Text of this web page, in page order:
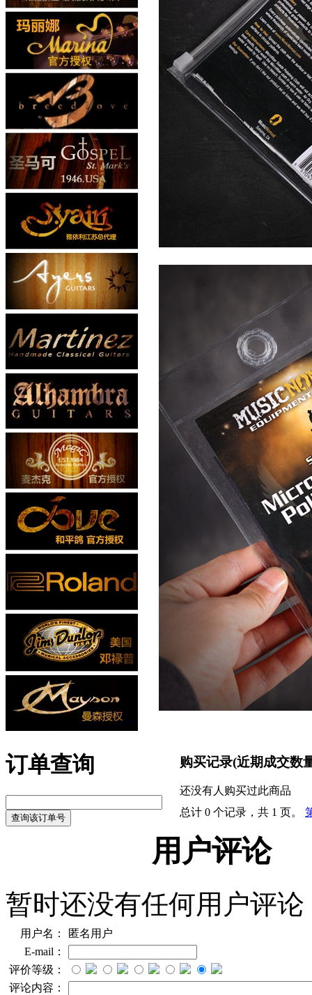
订单查询 购买记录(近期成交数
还没有人购买过此商品
总计 0 个记录，共 1 页。
用户评论
暂时还没有任何用户评论
用户名：
匿名用户
E-mail：
评价等级：
评论内容：